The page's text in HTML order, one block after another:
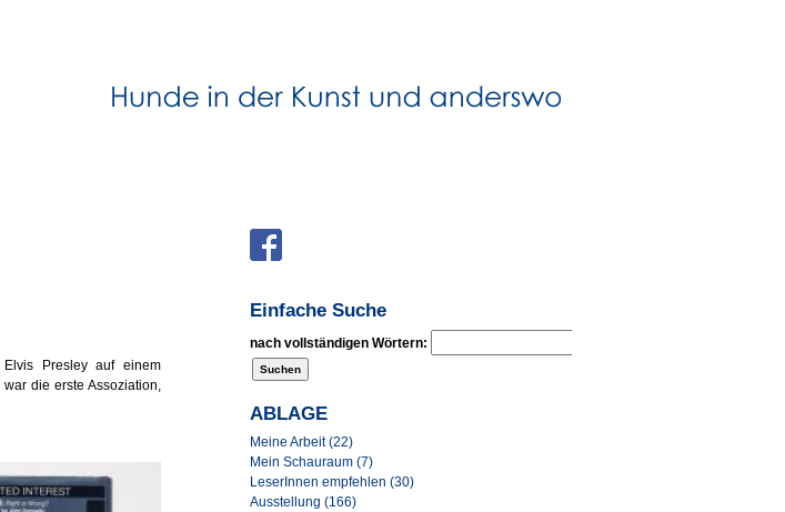
Presley auf einem
die erste Assoziation,
Einfache Suche
nach vollständigen Wörtern:
ABLAGE
Meine Arbeit (22)
Mein Schauraum (7)
LeserInnen empfehlen (30)
Ausstellung (166)